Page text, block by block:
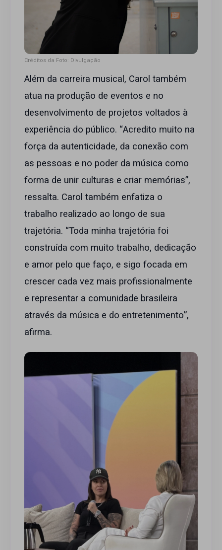
Créditos da Foto: Divulgação
Além da carreira musical, Carol também
atua na produção de eventos e no
desenvolvimento de projetos voltados à
experiência do público. “Acredito muito na
força da autenticidade, da conexão com
as pessoas e no poder da música como
forma de unir culturas e criar memórias”,
ressalta. Carol também enfatiza o
trabalho realizado ao longo de sua
trajetória. “Toda minha trajetória foi
construída com muito trabalho, dedicação
e amor pelo que faço, e sigo focada em
crescer cada vez mais profissionalmente
e representar a comunidade brasileira
através da música e do entretenimento”,
afirma.